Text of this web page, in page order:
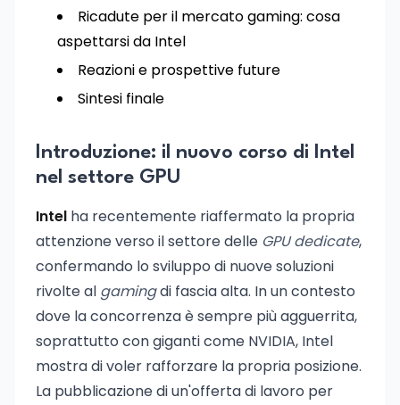
Ricadute per il mercato gaming: cosa
aspettarsi da Intel
Reazioni e prospettive future
Sintesi finale
Introduzione: il nuovo corso di Intel
nel settore GPU
Intel ha recentemente riaffermato la propria
attenzione verso il settore delle GPU dedicate,
confermando lo sviluppo di nuove soluzioni
rivolte al gamingdi fascia alta. In un contesto
dove la concorrenza è sempre più agguerrita,
soprattutto con giganti come NVIDIA, Intel
mostra di voler rafforzare la propria posizione.
La pubblicazione di un'offerta di lavoro per